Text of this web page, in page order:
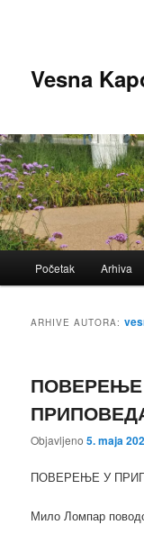
Vesna
izbornik
Početak Arhiva
ARHIVE AUTORA:
Objavljeno5. maja
ПОВЕРЕЊЕ У
Мило Ломпар